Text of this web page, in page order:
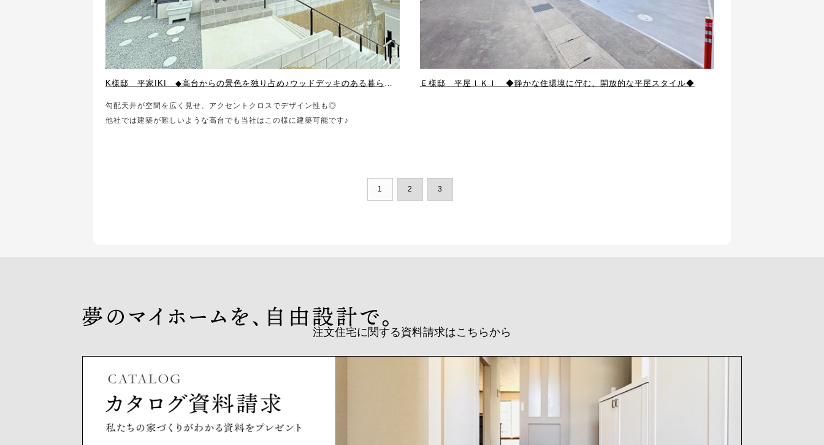
勾配天井が空間を広く見せ、アクセントクロスでデザイン性も◎
他社では建築が難しいような高台でも当社はこの様に建築可能です♪
Ｅ様邸 平屋ＩＫＩ ◆静かな住環境に佇む、開放的な平屋スタイル◆
1 2 3
注文住宅に関する資料請求はこちらから